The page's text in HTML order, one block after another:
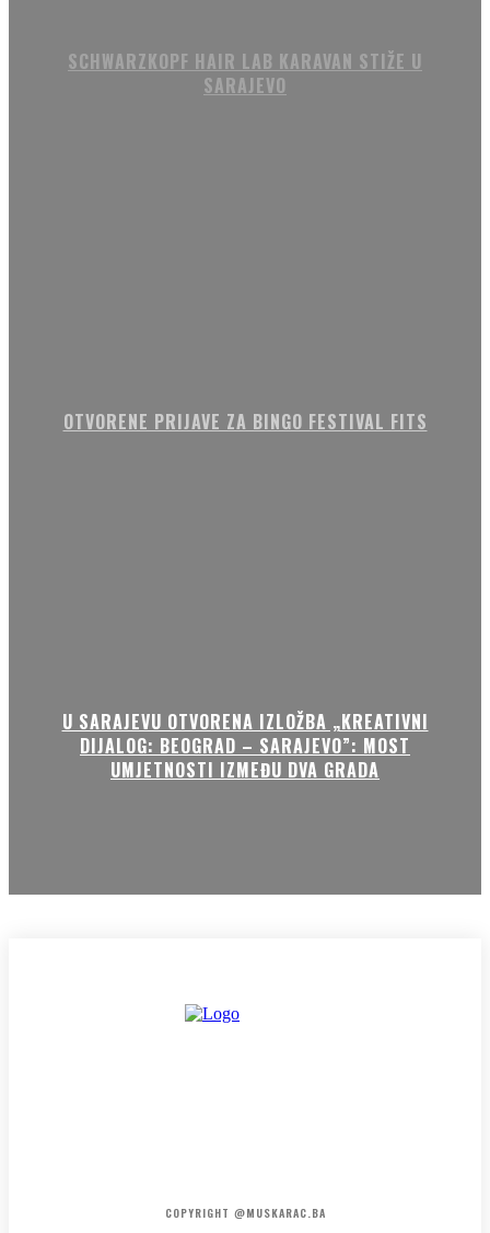
SCHWARZKOPF HAIR LAB KARAVAN STIŽE U
SARAJEVO
OTVORENE PRIJAVE ZA BINGO FESTIVAL FITS
U SARAJEVU OTVORENA IZLOŽBA „KREATIVNI
DIJALOG: BEOGRAD – SARAJEVO”: MOST
UMJETNOSTI IZMEĐU DVA GRADA
COPYRIGHT @MUSKARAC.BA